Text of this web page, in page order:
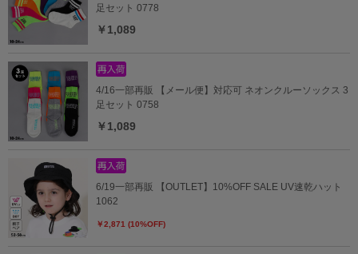
足セット 0778
￥1,089
4/16一部再販 【メール便】対応可 ネオンクルーソックス 3
足セット 0758
￥1,089
6/19一部再販 【OUTLET】10%OFF SALE UV速乾ハット
1062
￥2,871 (10%OFF)